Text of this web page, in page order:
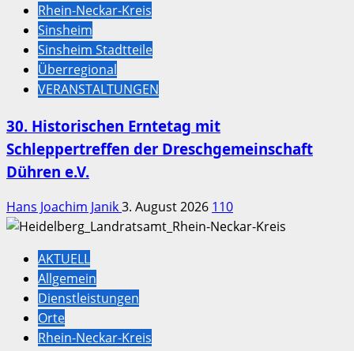
Rhein-Neckar-Kreis
Sinsheim
Sinsheim Stadtteile
Überregional
VERANSTALTUNGEN
30. Historischen Erntetag mit
Schleppertreffen der Dreschgemeinschaft
Dühren e.V.
Hans Joachim Janik3. August 2026 110
AKTUELL
Allgemein
Dienstleistungen
Orte
Rhein-Neckar-Kreis